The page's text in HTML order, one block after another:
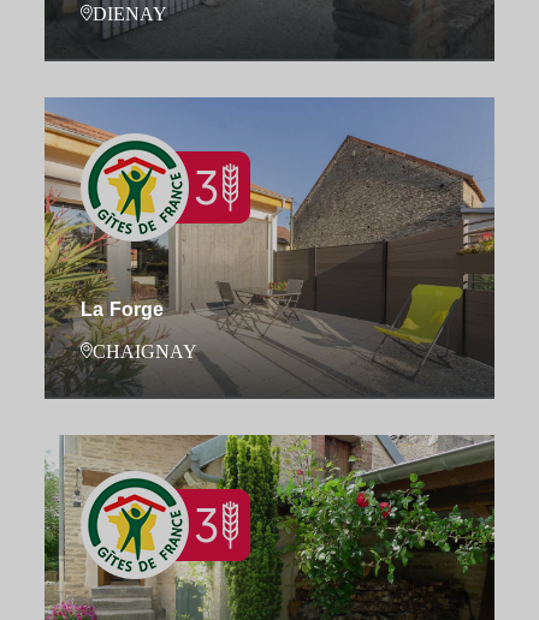
DIENAY
La Forge
CHAIGNAY